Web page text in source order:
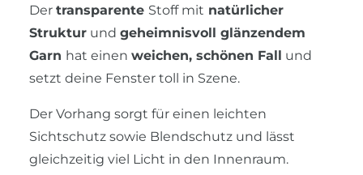
Der transparente Stoff mit natürlicher
Struktur und geheimnisvoll glänzendem
Garn hat einen weichen, schönen Fall und
setzt deine Fenster toll in Szene.
Der Vorhang sorgt für einen leichten
Sichtschutz sowie Blendschutz und lässt
gleichzeitig viel Licht in den Innenraum.